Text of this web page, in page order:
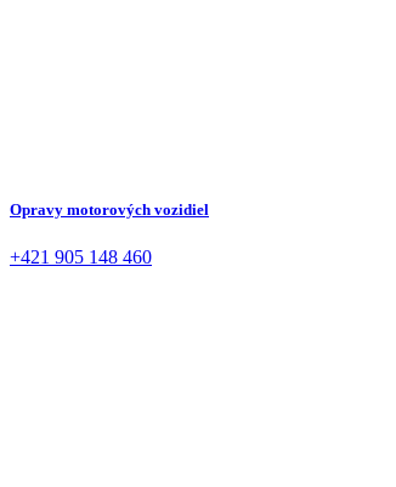
Opravy motorových vozidiel
+421 905 148 460